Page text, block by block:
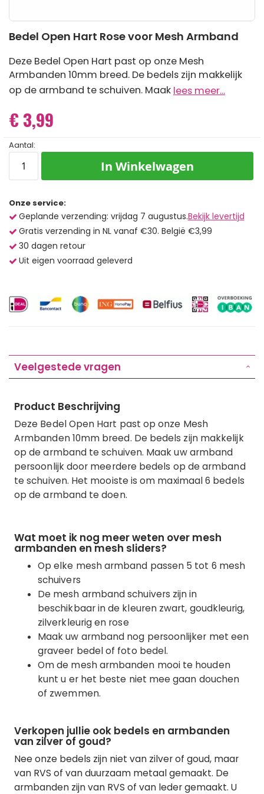
naar
begin
van
de
afbeeldingen-
Bedel Open Hart Rose voor Mesh Armband
Deze Bedel Open Hart past op onze Mesh
Armbanden 10mm breed. De bedels zijn makkelijk
op de armband te schuiven. Maak lees meer...
€ 3,99
Aantal:
In Winkelwagen
Onze service:
Geplande verzending: vrijdag 7 augustus.Bekijk levertijd
Gratis verzending in NL vanaf €30. België €3,99
30 dagen retour
Uit eigen voorraad geleverd
Veelgestede vragen
Product Beschrijving
Deze Bedel Open Hart past op onze Mesh
Armbanden 10mm breed. De bedels zijn makkelijk
op de armband te schuiven. Maak uw armband
persoonlijk door meerdere bedels op de armband
te schuiven. Het mooiste is om maximaal 6 bedels
op de armband te doen.
Wat moet ik nog meer weten over mesh
armbanden en mesh sliders?
Op elke mesh armband passen 5 tot 6 mesh
schuivers
De mesh armband schuivers zijn in
beschikbaar in de kleuren zwart, goudkleurig,
zilverkleurig en rose
Maak uw armband nog persoonlijker met een
graveer bedel of foto bedel.
Om de mesh armbanden mooi te houden
kunt u er het beste niet mee gaan douchen
of zwemmen.
Verkopen jullie ook bedels en armbanden
van zilver of goud?
Nee onze bedels zijn niet van zilver of goud, maar
van RVS of van duurzaam metaal gemaakt. De
armbanden zijn van RVS of van leder gemaakt. U